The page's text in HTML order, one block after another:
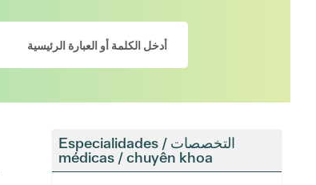
التخصصات / Especialidades
médicas / chuyên khoa